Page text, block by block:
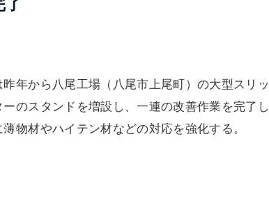
了
年から八尾工場（八尾市上尾町）の大型スリッ
のスタンドを増設し、一連の改善作業を完了し
物材やハイテン材などの対応を強化する。